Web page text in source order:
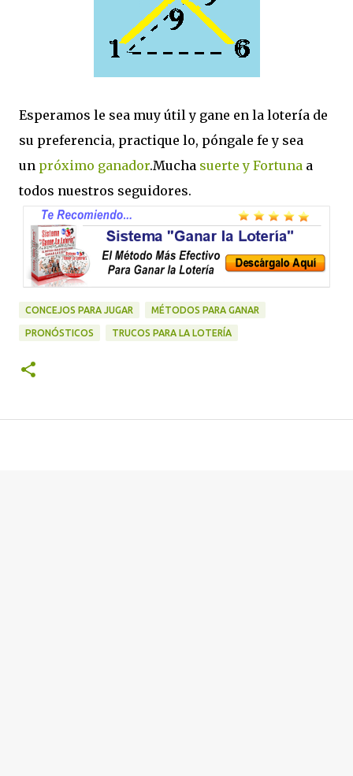
Esperamos le sea muy útil y gane en la lotería de
su preferencia, practique lo, póngale fe y sea
un próximo ganador.Mucha suerte y Fortuna a
todos nuestros seguidores.
CONCEJOS PARA JUGAR MÉTODOS PARA GANAR
PRONÓSTICOS TRUCOS PARA LA LOTERÍA